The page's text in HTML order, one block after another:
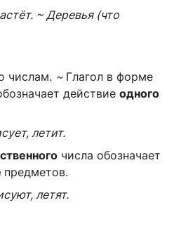
~ Деревья (что
числам. ~ Глагол в форме
действие одного
летит.
числа обозначает
предметов.
летят.